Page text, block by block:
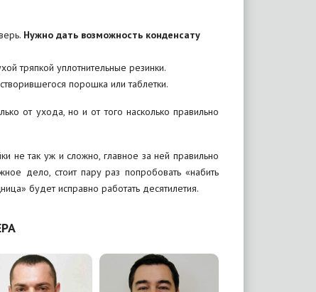
Нужно дать возможность конденсату
тряпкой уплотнительные резинки.
порошка или таблетки.
от ухода, но и от того насколько правильно
не так уж и сложно, главное за ней правильно
дело, стоит пару раз попробовать «набить
будет исправно работать десятилетия.